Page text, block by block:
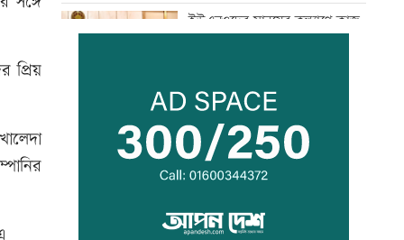
প্রিয়
ইউএনওদের মানুষের কল্যাণে কাজ
কালীগঞ্জে ৩ মাদকসেবীকে কারাদণ্ড
আবৃত্তি চিত্রাঙ্কন প্রতিযোগিতা